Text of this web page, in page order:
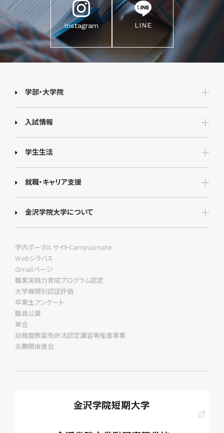
Instagram LINE
学部・大学院
入試情報
学生生活
就職・キャリア支援
金沢学院大学について
学内ポータルサイトCampusmate
Webシラバス
Gmailページ
職業実践力育成プログラム認定
大学機関別認証評価
卒業生アンケート
職員公募
翠会
幼稚園教諭免許法認定講習等推進事業
炎鵬関後援会